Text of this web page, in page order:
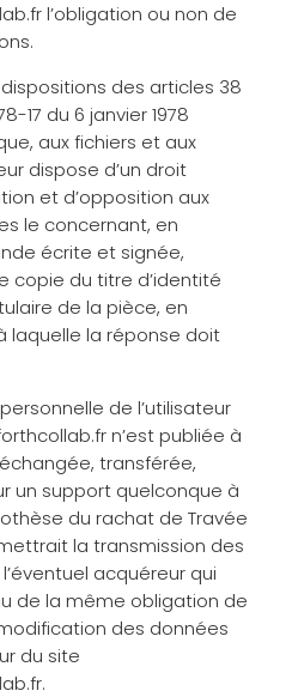
l’obligation ou non de
des articles 38
17 du 6 janvier 1978
aux fichiers et aux
dispose d’un droit
et d’opposition aux
le concernant, en
écrite et signée,
copie du titre d’identité
de la pièce, en
laquelle la réponse doit
de l’utilisateur
n’est publiée à
échangée, transférée,
un support quelconque à
du rachat de Travée
la transmission des
acquéreur qui
de la même obligation de
des données
du site